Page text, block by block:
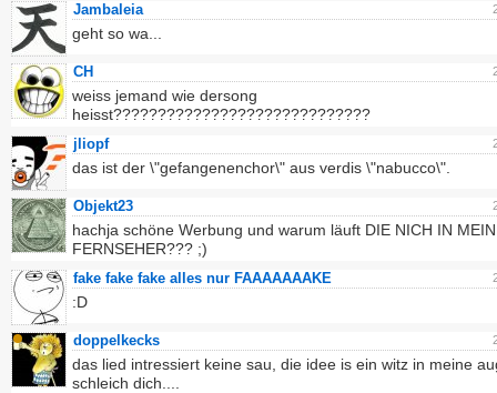
Jambaleia
geht so wa...
CH
weiss jemand wie dersong
heisst?????????????????????????????
jliopf
das ist der \"gefangenenchor\" aus verdis \"nabucco\".
Objekt23
hachja schöne Werbung und warum läuft DIE NICH IN
FERNSEHER??? ;)
fake fake fake alles nur FAAAAAAAKE
:D
doppelkecks
das lied intressiert keine sau, die idee is ein witz in meine
schleich dich....